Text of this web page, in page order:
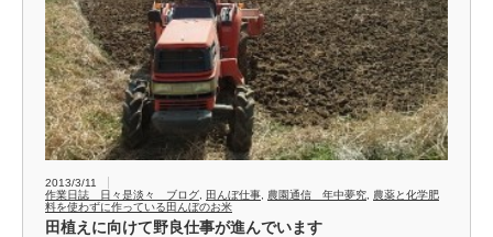
2013/3/11
作業日誌 日々是淡々 ブログ
田んぼ仕事 農園通信 年中夢究
農薬と化学肥
料を使わずに作っている田んぼのお米
田植えに向けて野良仕事が進んでいます